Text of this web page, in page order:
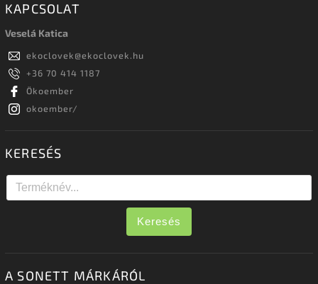
KAPCSOLAT
Veselá Katica
ekoclovek@ekoclovek.hu
+36 70 414 1187
Ökoember
okoember/
KERESÉS
Keresés
A SONETT MÁRKÁRÓL